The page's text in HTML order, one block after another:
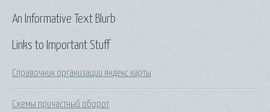
Links to Important Stuff
Справочник организации яндекс карты
Схемы причастный оборот
An Informative Text Blurb